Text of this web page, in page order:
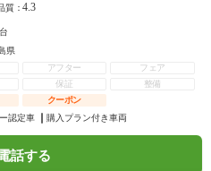
質：4.3
台
県
アフター
フェア
保証
整備
クーポン
認定車 購入プラン付き車両
話する